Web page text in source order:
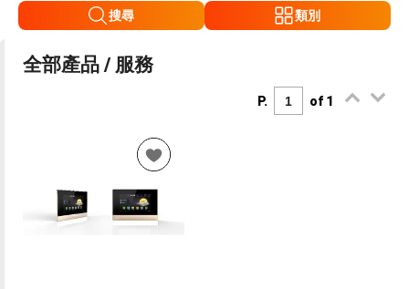
搜尋 類別
全部產品 / 服務
P. of 1